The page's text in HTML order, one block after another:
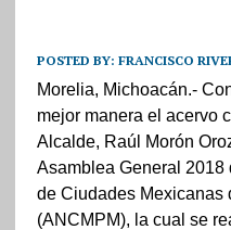
POSTED BY: FRANCISCO
Morelia, Michoacán.-
mejor manera el acervo
Alcalde, Raúl Morón
Asamblea General 2018
de Ciudades Mexicanas
(ANCMPM), la cual se